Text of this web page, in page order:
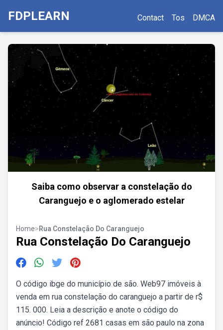
FDPLEARN Contact Tos DMCA
Saiba como observar a constelação do
Caranguejo e o aglomerado estelar
Home>Rua Constelação Do Caranguejo
Rua Constelação Do Caranguejo
O código ibge do município de são. Web97 imóveis à
venda em rua constelação do caranguejo a partir de r$
115. 000. Leia a descrição e anote o código do
anúncio! Código ref 2681 casas em são paulo na zona